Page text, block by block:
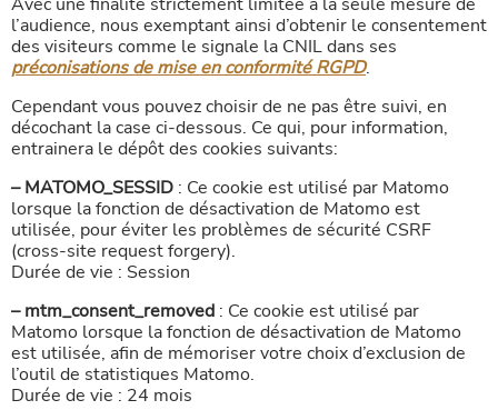
l’audience, nous exemptant ainsi d’obtenir le consentement
des visiteurs comme le signale la CNIL dans ses
préconisations de mise en conformité RGPD.
Cependant vous pouvez choisir de ne pas être suivi, en
décochant la case ci-dessous. Ce qui, pour information,
entrainera le dépôt des cookies suivants:
– MATOMO_SESSID : Ce cookie est utilisé par Matomo
lorsque la fonction de désactivation de Matomo est
utilisée, pour éviter les problèmes de sécurité CSRF
(cross-site request forgery).
Durée de vie : Session
– mtm_consent_removed : Ce cookie est utilisé par
Matomo lorsque la fonction de désactivation de Matomo
est utilisée, afin de mémoriser votre choix d’exclusion de
l’outil de statistiques Matomo.
Durée de vie : 24 mois